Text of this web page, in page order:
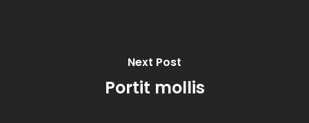
Next Post
Portit mollis